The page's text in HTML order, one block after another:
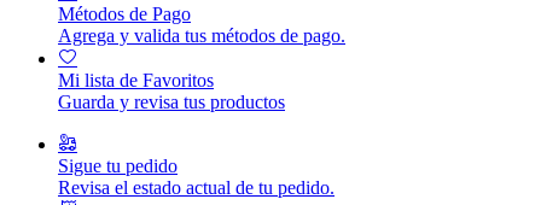
Métodos de Pago
Agrega y valida tus métodos de pago.
Mi lista de Favoritos
Guarda y revisa tus productos
Sigue tu pedido
Revisa el estado actual de tu pedido.